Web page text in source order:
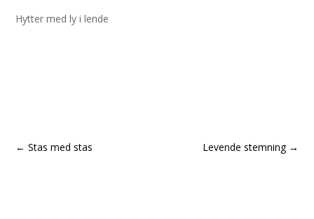
Hytter med ly i lende
←Stas med stas Levende stemning→